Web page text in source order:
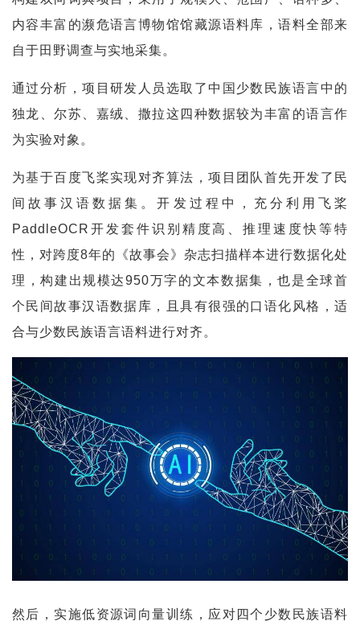
内容丰富的濒危语言博物馆馆藏源语料库，语料全部来
自于田野调查与实地采集。
通过分析，项目研发人员选取了中国少数民族语言中的
独龙、尔苏、嘉绒、撒拉这四种数据较为丰富的语言作
为实验对象。
为基于百度飞桨实现对齐算法，项目团队首先开发了民
间故事汉语数据集。开发过程中，充分利用飞桨
PaddleOCR开发套件识别精度高、推理速度快等特
性，对跨度8年的《故事会》杂志扫描样本进行数据化处
理，构建出规模达950万字的文本数据集，也是全球首
个民间故事汉语数据库，且具有很强的口语化风格，适
合与少数民族语言语料进行对齐。
然后，实施低资源词向量训练，应对四个少数民族语料